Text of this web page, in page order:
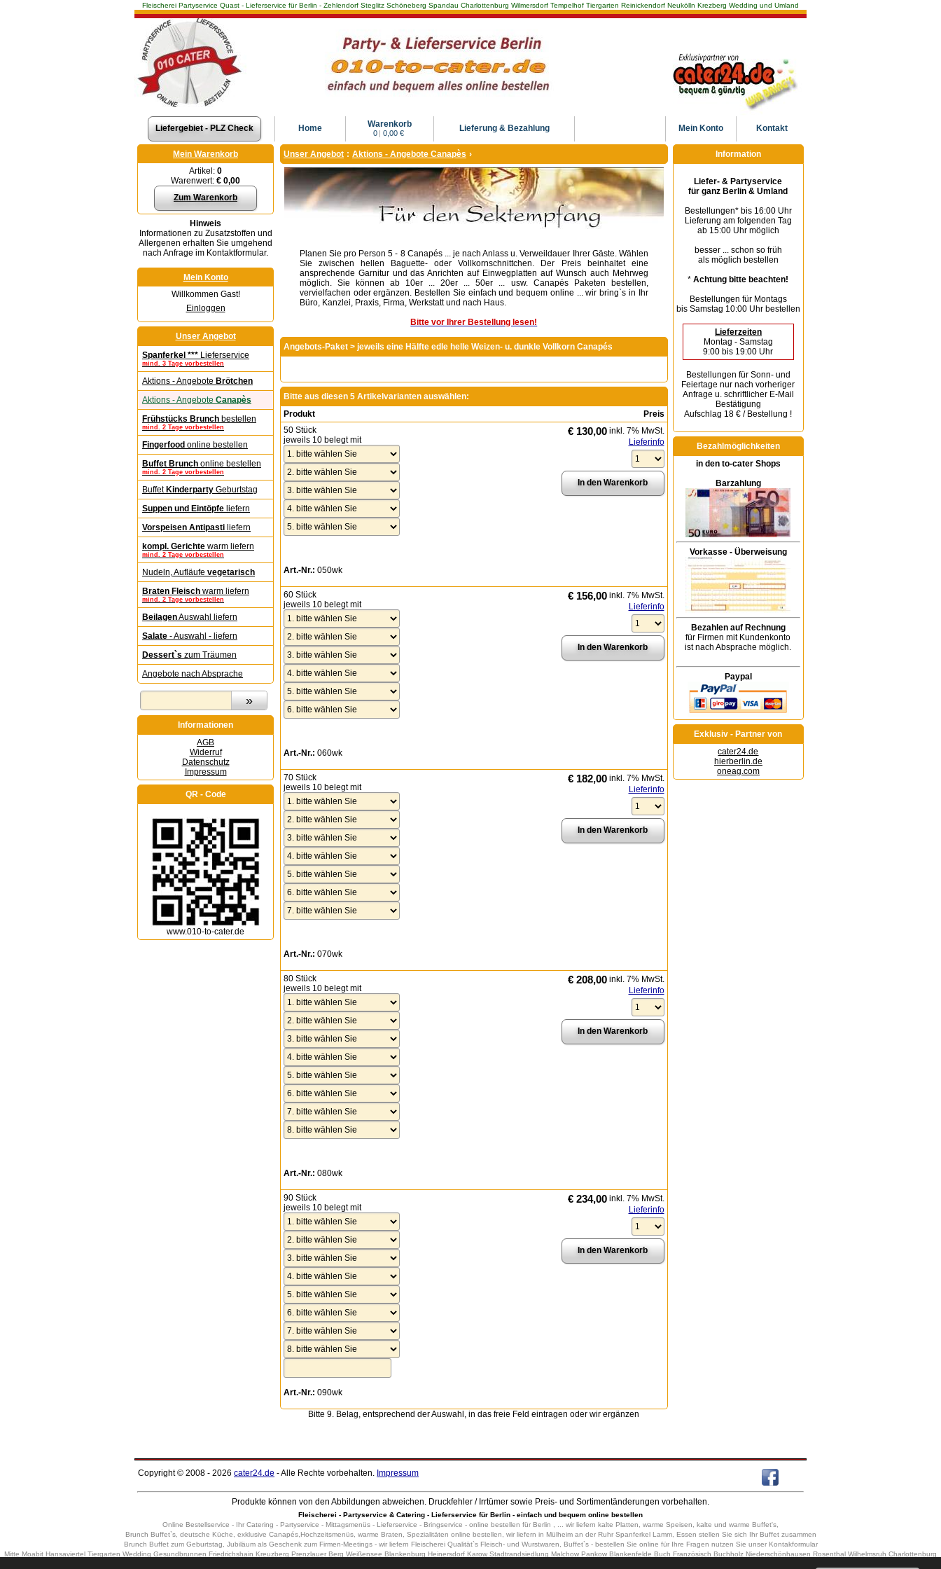
Fleischerei Partyservice Quast - Lieferservice für Berlin - Zehlendorf Steglitz Schöneberg Spandau Charlottenburg Wilmersdorf Tempelhof Tiergarten Reinickendorf Neukölln Krezberg Wedding und Umland
Liefergebiet - PLZ Check Home Warenkorb
0 | 0,00 € Lieferung & Bezahlung Kontakt
Mein Konto
Mein Warenkorb
Artikel: 0
Warenwert: € 0,00
Zum Warenkorb
Hinweis
Informationen zu Zusatzstoffen und
Allergenen erhalten Sie umgehend
nach Anfrage im Kontaktformular.
Mein Konto
Willkommen Gast!
Einloggen
Unser Angebot
Spanferkel *** Lieferservice
mind. 3 Tage vorbestellen
Aktions - Angebote Brötchen
Aktions - Angebote Canapès
Frühstücks Brunch bestellen
mind. 2 Tage vorbestellen
Fingerfood online bestellen
Buffet Brunch online bestellen
mind. 2 Tage vorbestellen
Buffet Kinderparty Geburtstag
Suppen und Eintöpfe liefern
Vorspeisen Antipasti liefern
kompl. Gerichte warm liefern
mind. 2 Tage vorbestellen
Nudeln, Aufläufe vegetarisch
Braten Fleisch warm liefern
mind. 2 Tage vorbestellen
BeilagenAuswahl liefern
Salate - Auswahl - liefern
Dessert`s zum Träumen
Angebote nach Absprache
Informationen
AGB
Widerruf
Datenschutz
Impressum
QR - Code
www.010-to-cater.de
Unser Angebot : Aktions - Angebote Canapès ›
Planen Sie pro Person 5 - 8 Canapés ... je nach Anlass u. Verweildauer Ihrer Gäste. Wählen
Sie zwischen hellen Baguette- oder Vollkornschnittchen. Der Preis beinhaltet eine
ansprechende Garnitur und das Anrichten auf Einwegplatten auf Wunsch auch Mehrweg
möglich. Sie können ab 10er ... 20er ... 50er ... usw. Canapés Paketen bestellen,
vervielfachen oder ergänzen. Bestellen Sie einfach und bequem online ... wir bring`s in Ihr
Büro, Kanzlei, Praxis, Firma, Werkstatt und nach Haus.
Bitte vor Ihrer Bestellung lesen!
Angebots-Paket > jeweils eine Hälfte edle helle Weizen- u. dunkle Vollkorn Canapés
Bitte aus diesen 5 Artikelvarianten auswählen:
Produkt
Preis
50 Stück
jeweils 10 belegt mit
Art.-Nr.: 050wk
€ 130,00inkl. 7% MwSt.
Lieferinfo
60 Stück
jeweils 10 belegt mit
Art.-Nr.: 060wk
€ 156,00inkl. 7% MwSt.
Lieferinfo
70 Stück
jeweils 10 belegt mit
Art.-Nr.: 070wk
€ 182,00inkl. 7% MwSt.
Lieferinfo
80 Stück
jeweils 10 belegt mit
Art.-Nr.: 080wk
€ 208,00inkl. 7% MwSt.
Lieferinfo
90 Stück
jeweils 10 belegt mit
Art.-Nr.: 090wk
€ 234,00inkl. 7% MwSt.
Lieferinfo
Bitte 9. Belag, entsprechend der Auswahl, in das freie Feld eintragen oder wir ergänzen
Information
Liefer- & Partyservice
für ganz Berlin & Umland
Bestellungen* bis 16:00 Uhr
Lieferung am folgenden Tag
ab 15:00 Uhr möglich
besser ... schon so früh
als möglich bestellen
*Achtung bitte beachten!
Bestellungen für Montags
bis Samstag 10:00 Uhr bestellen
Lieferzeiten
Montag - Samstag
9:00 bis 19:00 Uhr
Bestellungen für Sonn- und
Feiertagenur nach vorheriger
Anfrage u. schriftlicher E-Mail
Bestätigung
Aufschlag 18 € / Bestellung !
Bezahlmöglichkeiten
in den to-cater Shops
Barzahlung
Vorkasse - Überweisung
Bezahlen auf Rechnung
für Firmen mit Kundenkonto
ist nach Absprache möglich.
Paypal
Exklusiv - Partner von
cater24.de
hierberlin.de
oneag.com
Copyright © 2008 - 2026 cater24.de - Alle Rechte vorbehalten. Impressum
Produkte können von den Abbildungen abweichen. Druckfehler / Irrtümer sowie Preis- und Sortimentänderungen vorbehalten.
Fleischerei - Partyservice & Catering - Lieferservice für Berlin - einfach und bequem online bestellen
Online Bestellservice - Ihr Catering - Partyservice - Mittagsmenüs - Lieferservice - Bringservice - online bestellen für Berlin , ... wir liefern kalte Platten, warme Speisen, kalte und warme Buffet's,
Brunch Buffet`s, deutsche Küche, exklusive Canapés,Hochzeitsmenüs, warme Braten, Spezialitäten online bestellen, wir liefern in Mülheim an der Ruhr Spanferkel Lamm, Essen stellen Sie sich Ihr Buffet zusammen
Brunch Buffet zum Geburtstag, Jubiläum als Geschenk zum Firmen-Meetings - wir liefern Fleischerei Qualität`s Fleisch- und Wurstwaren, Buffet`s - bestellen Sie online für Ihre Fragen nutzen Sie unser Kontakformular
Mitte Moabit Hansaviertel Tiergarten Wedding Gesundbrunnen Friedrichshain Kreuzberg Prenzlauer Berg Weißensee Blankenburg Heinersdorf Karow Stadtrandsiedlung Malchow Pankow Blankenfelde Buch Französisch Buchholz Niederschönhausen Rosenthal Wilhelmsruh Charlottenburg